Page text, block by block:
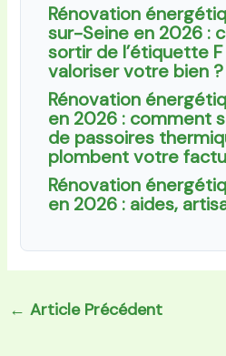
Rénovation
sur-Seine en 2026 :
sortir de l’étiquette
valoriser votre bien ?
Rénovation
en 2026 : comment
de passoires
plombent votre
Rénovation
en 2026 : aides,
← Article Précédent